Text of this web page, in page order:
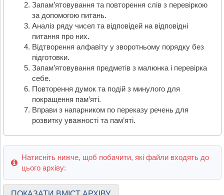
Запам’ятовування та повторення слів з перевіркою
за допомогою питань.
Аналіз ряду чисел та відповідей на відповідні
питання про них.
Відтворення алфавіту у зворотньому порядку без
підготовки.
Запам’ятовування предметів з малюнка і перевірка
себе.
Повторення думок та подій з минулого для
покращення пам’яті.
Вправи з напарником по переказу речень для
розвитку уважності та пам’яті.
Натисніть нижче, щоб побачити, які файли входять до
цього архіву: